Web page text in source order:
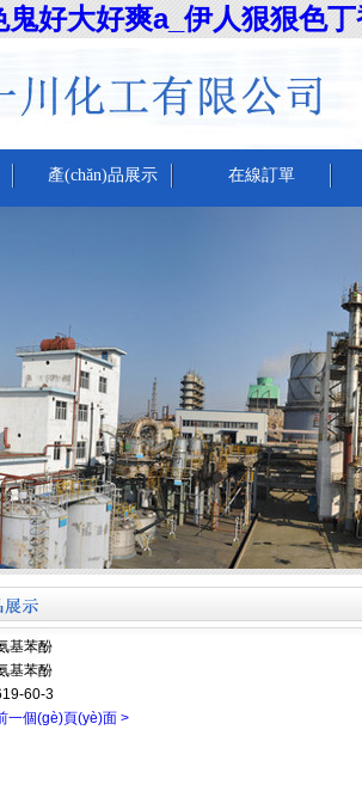
好大好爽a_伊人狠狠色
產(chǎn)品展示 在線訂單
基苯酚
基苯酚
60-3
一個(gè)頁(yè)面 >